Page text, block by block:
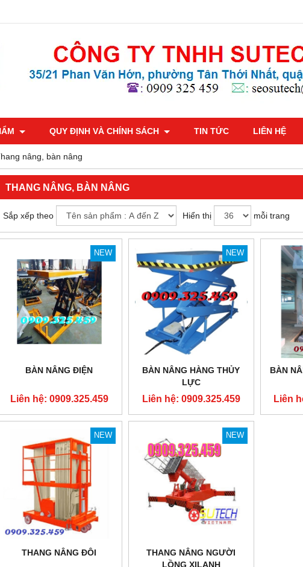
QUY ĐỊNH VÀ CHÍNH SÁCH TIN TỨC LIÊN HỆ
nâng, bàn nâng
THANG NÂNG, BÀN NÂNG
Sắp xếp theo Hiển thị mỗi trang
NEW
BÀN NÂNG ĐIỆN
Liên hệ: 0909.325.459
NEW
BÀN NÂNG HÀNG THỦY
LỰC
Liên hệ: 0909.325.459
BÀN
Liên
NEW
THANG NÂNG ĐÔI
NEW
THANG NÂNG NGƯỜI
LỒNG XILANH